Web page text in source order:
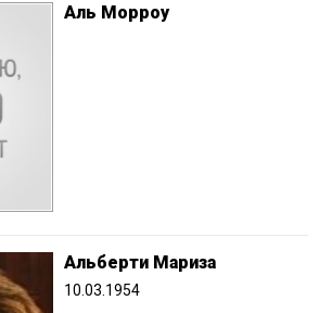
Аль Морроу
Альберти Мариза
10.03.1954